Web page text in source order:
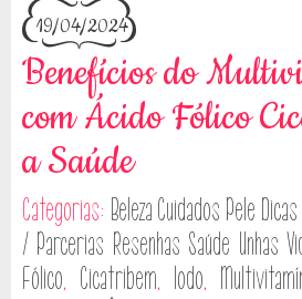
19/04/2024
Benefícios do
com Ácido Fólico
a Saúde
Categorias: Beleza Cuidados Pele Dicas
/ Parcerias Resenhas Saúde Unhas
Fólico, Cicatribem, Iodo,